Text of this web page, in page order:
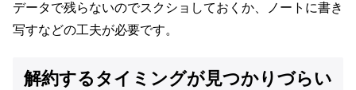
データで残らないのでスクショしておくか、ノートに書き
写すなどの工夫が必要です。
解約するタイミングが見つかりづらい